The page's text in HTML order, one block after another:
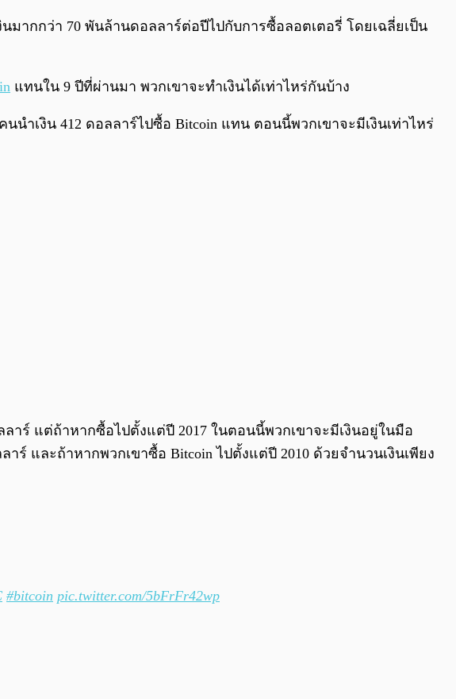
0:00 0:00
มากกว่า 70 พันล้านดอลลาร์ต่อปีไปกับการซื้อลอตเตอรี่ โดยเฉลี่ยเป็น
แทนใน 9 ปีที่ผ่านมา พวกเขาจะทำเงินได้เท่าไหร่กันบ้าง
นำเงิน 412 ดอลลาร์ไปซื้อ Bitcoin แทน ตอนนี้พวกเขาจะมีเงินเท่าไหร่
ร์ แต่ถ้าหากซื้อไปตั้งแต่ปี 2017 ในตอนนี้พวกเขาจะมีเงินอยู่ในมือ
และถ้าหากพวกเขาซื้อ Bitcoin ไปตั้งแต่ปี 2010 ด้วยจำนวนเงินเพียง
#bitcoin pic.twitter.com/5bFrFr42wp